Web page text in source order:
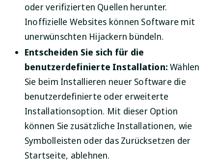
oder verifizierten Quellen herunter.
Inoffizielle Websites können Software mit
unerwünschten Hijackern bündeln.
Entscheiden Sie sich für die
benutzerdefinierte Installation: Wählen
Sie beim Installieren neuer Software die
benutzerdefinierte oder erweiterte
Installationsoption. Mit dieser Option
können Sie zusätzliche Installationen, wie
Symbolleisten oder das Zurücksetzen der
Startseite, ablehnen.